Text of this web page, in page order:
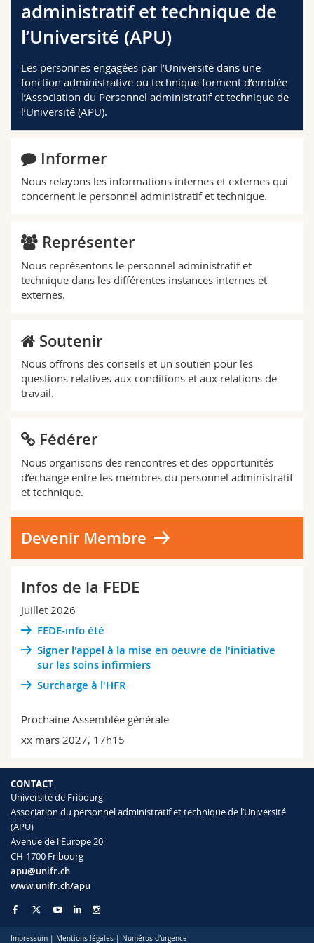
Sciences et médecine
Interfacultaire
Collaborateurs
Doctorants
Webmail
Programme des cours
MyUnifr
administratif et technique de
l’Université (APU)
Les personnes engagées par l’Université dans une
fonction administrative ou technique forment d’emblée
l’Association du Personnel administratif et technique de
l’Université (APU).
Informer
Nous relayons les informations internes et externes qui
concernent le personnel administratif et technique.
Représenter
Nous représentons le personnel administratif et
technique dans les différentes instances internes et
externes.
Soutenir
Nous offrons des conseils et un soutien pour les
questions relatives aux conditions et aux relations de
travail.
Fédérer
Nous organisons des rencontres et des opportunités
d’échange entre les membres du personnel administratif
et technique.
Devenir Membre
Infos de la FEDE
Juillet 2026
FEDE-info été
Signer l'appel à la mise en oeuvre de l'initiative
sur les soins infirmiers
Surcharge à l'HFR
Prochaine Assemblée générale
xx mars 2027, 17h15
CONTACT
Université de Fribourg
Association du personnel administratif et technique de l’Université
(APU)
Avenue de l'Europe 20
CH-1700 Fribourg
apu@unifr.ch
www.unifr.ch/apu
Impressum | Mentions légales | Numéros d'urgence